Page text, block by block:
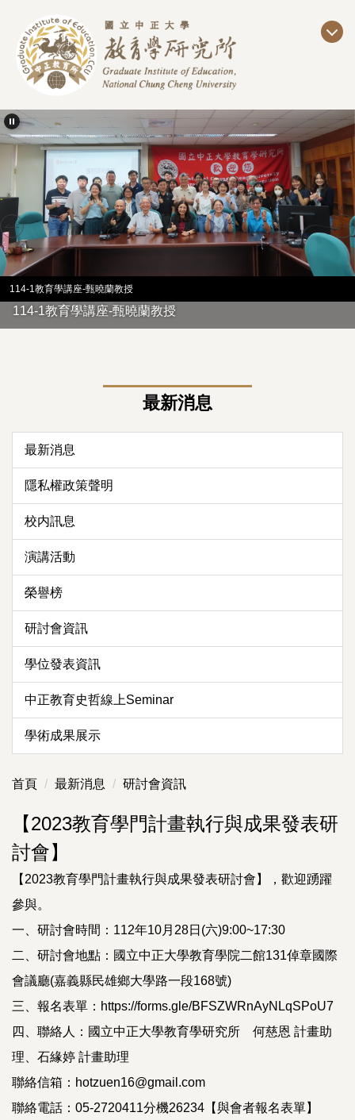
主
容
區
114-1教育學講座-甄曉蘭教授
114-1教育學講座-甄曉蘭教授
最新消息
最新消息
隱私權政策聲明
校内訊息
演講活動
榮譽榜
研討會資訊
學位發表資訊
中正教育史哲線上Seminar
學術成果展示
首頁 最新消息 研討會資訊
【2023教育學門計畫執行與成果發表研
討會】
【2023教育學門計畫執行與成果發表研討會】，歡迎踴躍
參與。
一、研討會時間：112年10月28日(六)9:00~17:30
二、研討會地點：國立中正大學教育學院二館131倬章國際
會議廳(嘉義縣民雄鄉大學路一段168號)
三、報名表單：https://forms.gle/BFSZWRnAyNLqSPoU7
四、聯絡人：國立中正大學教育學研究所 何慈恩 計畫助
理、石緣婷 計畫助理
聯絡信箱：hotzuen16@gmail.com
聯絡電話：05-2720411分機26234【與會者報名表單】